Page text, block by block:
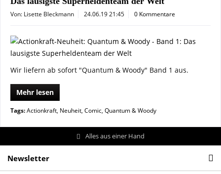
Von: Lisette Bleckmann 24.06.19 21:45 0 Kommentare
Wir liefern ab sofort "Quantum & Woody" Band 1 aus.
Mehr lesen
Tags:Actionkraft, Neuheit, Comic, Quantum & Woody
Alles aus einer Hand
Newsletter